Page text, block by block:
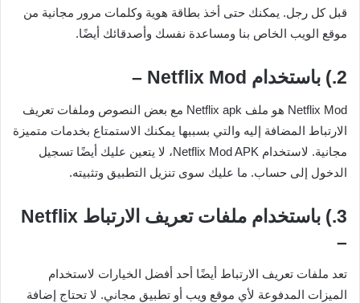
قبل كل رجل. يمكنك حتى أخذ بطاقة هوية وكلمات مرور مجانية من
موقع الويب الخاص بنا ومساعدة نفسك وأصدقائك أيضًا.
2.) باستخدام Netflix Mod –
Netflix Mod هو ملف Netflix apk مع بعض النصوص وملفات تعريف
الارتباط المضافة إليه والتي بسببها يمكنك الاستمتاع بخدمات متميزة
مجانية. لاستخدام Netflix Mod APK، لا يتعين عليك أيضًا تسجيل
الدخول إلى حساب. ما عليك سوى تنزيل التطبيق وتثبيته.
3.) باستخدام ملفات تعريف الارتباط Netflix
–
تعد ملفات تعريف الارتباط أيضًا أحد أفضل الخيارات لاستخدام
الميزات المدفوعة لأي موقع ويب أو تطبيق مجاني. لا تحتاج إضافة